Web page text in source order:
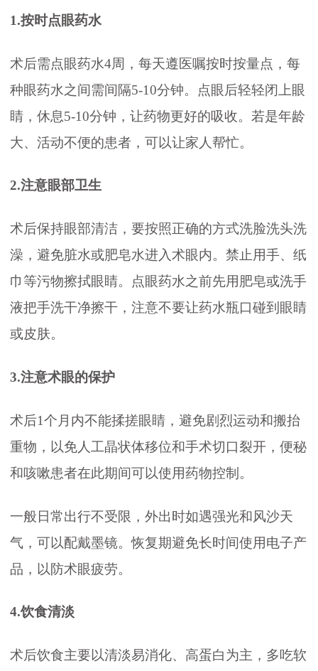
1.按时点眼药水
术后需点眼药水4周，每天遵医嘱按时按量点，每
种眼药水之间需间隔5-10分钟。点眼后轻轻闭上眼
睛，休息5-10分钟，让药物更好的吸收。若是年龄
大、活动不便的患者，可以让家人帮忙。
2.注意眼部卫生
术后保持眼部清洁，要按照正确的方式洗脸洗头洗
澡，避免脏水或肥皂水进入术眼内。禁止用手、纸
巾等污物擦拭眼睛。点眼药水之前先用肥皂或洗手
液把手洗干净擦干，注意不要让药水瓶口碰到眼睛
或皮肤。
3.注意术眼的保护
术后1个月内不能揉搓眼睛，避免剧烈运动和搬抬
重物，以免人工晶状体移位和手术切口裂开，便秘
和咳嗽患者在此期间可以使用药物控制。
一般日常出行不受限，外出时如遇强光和风沙天
气，可以配戴墨镜。恢复期避免长时间使用电子产
品，以防术眼疲劳。
4.饮食清淡
术后饮食主要以清淡易消化、高蛋白为主，多吃软